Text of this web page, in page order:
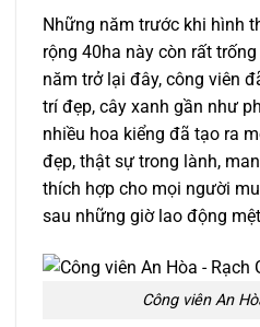
Những năm trước khi hình
rộng 40ha này còn rất
năm trở lại đây, công viên
trí đẹp, cây xanh gần như
nhiều hoa kiểng đã tạo ra
đẹp, thật sự trong lành,
thích hợp cho mọi người
sau những giờ lao động
Công viên An